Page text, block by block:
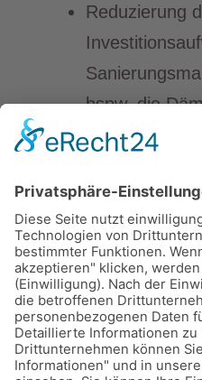
Reduzierung
bspw. die
werden kann)
Gebäudehülle
Volle
Dauerhafter
Immobilie